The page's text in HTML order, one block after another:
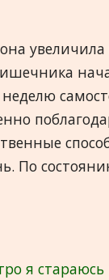
увеличила
По
я